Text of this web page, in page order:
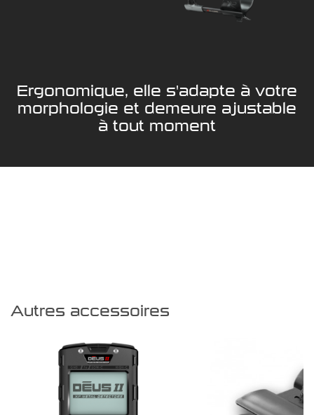
Ergonomique, elle s'adapte à votre
morphologie et demeure ajustable
à tout moment
Autres accessoires